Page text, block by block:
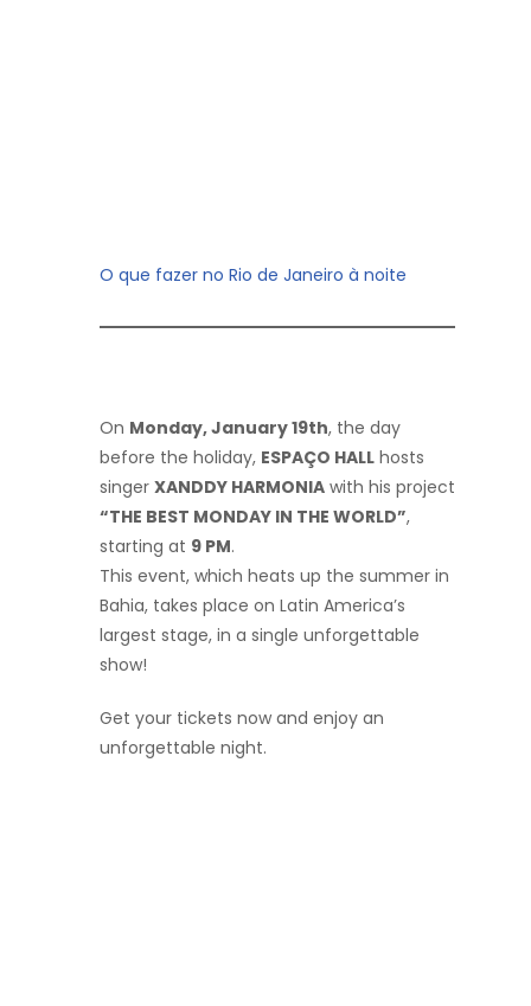
O que fazer no Rio de Janeiro à noite
On Monday, January 19th, the day
before the holiday, ESPAÇO HALL hosts
singer XANDDY HARMONIA with his project
“THE BEST MONDAY IN THE WORLD”,
starting at 9 PM.
This event, which heats up the summer in
Bahia, takes place on Latin America’s
largest stage, in a single unforgettable
show!
Get your tickets now and enjoy an
unforgettable night.